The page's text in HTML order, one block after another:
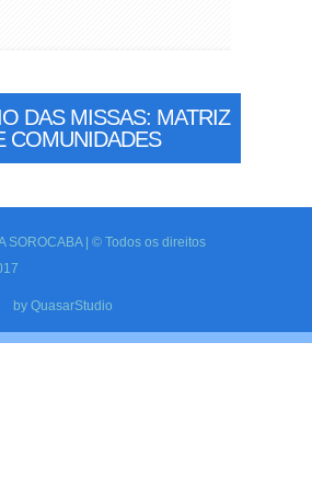
DAS MISSAS: MATRIZ
COMUNIDADES
SOROCABA | © Todos os direitos
by QuasarStudio